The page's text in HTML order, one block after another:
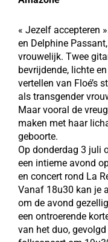
« Jezelf accepteren
en Delphine
vrouwelijk. Twee
bevrijdende, lichte
vertellen van Floé’s
als transgender
Maar vooral de
maken met haar
geboorte.
Op donderdag 3 juli
een intieme avond
en concert rond La
Vanaf 18u30 kan je
om de avond
een ontroerende
van het duo,